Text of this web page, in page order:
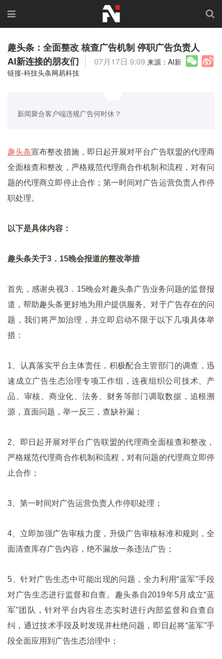
趣头条：全面整改 核查广告机制 停职广告负责人
AI新连接的朋友们
07月17日 9:09 来源：AI新
链接-科技头条网易科技
新闻聚合客户端违规广告何时休？
趣头条宣布整改措施，即日起开展对平台广告联盟的代理商
全面核查和整改，严格规范代理商合作机制和流程，对有问
题的代理商立即停止合作；第一时间对广告运营负责人作停
职处理。
以下是具体内容：
趣头条关于3．15晚会报道的整改举措
首先，感谢央视3．15晚会对趣头条广告业务问题的监督报
道，帮助趣头条更好地为用户提供服务。对于广告存在的问
题，我们将严加治理，并立即启动不限于以下几项具体举
措：
1、认真落实平台主体责任，积极配合主管部门的调查，迅
速成立广告生态治理专项工作组，连夜组织公司技术、产
品、审核、商业化、法务、财务等部门调取数据，追根溯
源，直面问题，举一反三，查缺补漏；
2、即日起开展对平台广告联盟的代理商全面核查和整改，
严格规范代理商合作机制和流程，对有问题的代理商立即停
止合作；
3、第一时间对广告运营负责人作停职处理；
4、立即加强广告审核力度，升级广告审核标准和规则，全
面清查库存广告内容，绝不漏放一条违法广告；
5、针对广告生态中可能出现的问题，全力利用“蓝军”手段
对广告生态进行监督和自查。趣头条自2019年5月成立“蓝
军”团队，针对平台内容生态实时进行内部监督和自查自
纠，通过技术手段及时发现并杜绝问题，即日起将“蓝军”手
段全面应用到广告生态治理中；